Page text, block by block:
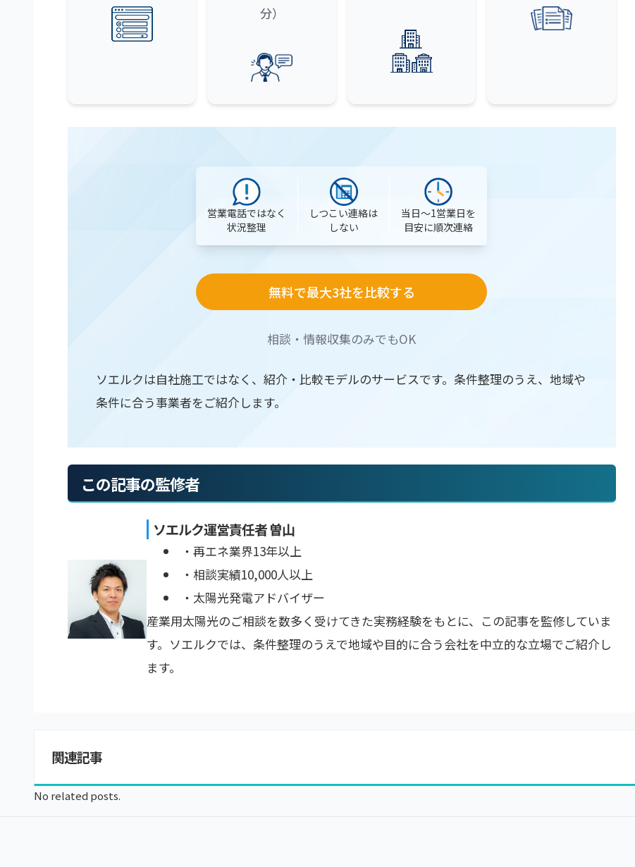
分）
営業電話ではなく
状況整理
しつこい連絡は
しない
当日〜1営業日を
目安に順次連絡
無料で最大3社を比較する
相談・情報収集のみでもOK
ソエルクは自社施工ではなく、紹介・比較モデルのサービスです。条件整理のうえ、地域や
条件に合う事業者をご紹介します。
この記事の監修者
ソエルク運営責任者 曽山
・再エネ業界13年以上
・相談実績10,000人以上
・太陽光発電アドバイザー
産業用太陽光のご相談を数多く受けてきた実務経験をもとに、この記事を監修していま
す。ソエルクでは、条件整理のうえで地域や目的に合う会社を中立的な立場でご紹介し
ます。
関連記事
No related posts.